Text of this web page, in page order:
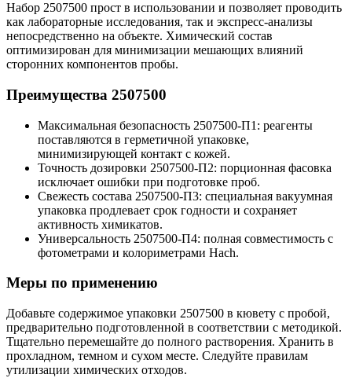
Набор 2507500 прост в использовании и позволяет проводить
как лабораторные исследования, так и экспресс-анализы
непосредственно на объекте. Химический состав
оптимизирован для минимизации мешающих влияний
сторонних компонентов пробы.
Преимущества 2507500
Максимальная безопасность 2507500-П1: реагенты
поставляются в герметичной упаковке,
минимизирующей контакт с кожей.
Точность дозировки 2507500-П2: порционная фасовка
исключает ошибки при подготовке проб.
Свежесть состава 2507500-П3: специальная вакуумная
упаковка продлевает срок годности и сохраняет
активность химикатов.
Универсальность 2507500-П4: полная совместимость с
фотометрами и колориметрами Hach.
Меры по применению
Добавьте содержимое упаковки 2507500 в кювету с пробой,
предварительно подготовленной в соответствии с методикой.
Тщательно перемешайте до полного растворения. Хранить в
прохладном, темном и сухом месте. Следуйте правилам
утилизации химических отходов.